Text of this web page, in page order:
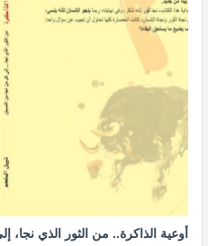
أوعية الذاكرة.. من الثور الذي